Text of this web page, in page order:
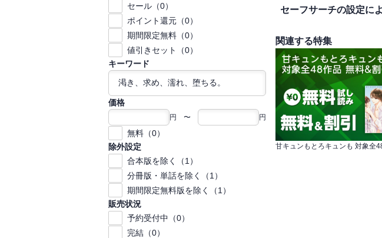
セール（0）
ポイント還元（0）
期間限定無料（0）
値引きセット（0）
キーワード
価格
円 〜 円
無料（0）
除外設定
合本版を除く（1）
分冊版・単話を除く（1）
期間限定無料版を除く（1）
販売状況
予約受付中（0）
完結（0）
セーフサーチの設定に
関連する特集
甘キュンもとろキュンも 対象全